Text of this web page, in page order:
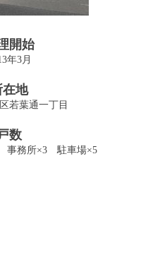
Management
Building
開始
年3月
在地
若葉通一丁目
数
務所×3 駐車場×5